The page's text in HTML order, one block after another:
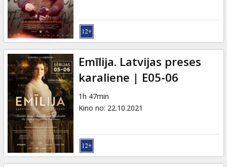
Emīlija. Latvijas preses
karaliene | E05-06
1h 47min
Kino no: 22.10.2021